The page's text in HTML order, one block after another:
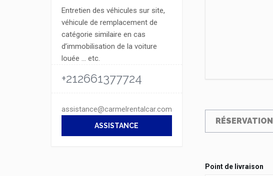
Entretien des véhicules sur site,
véhicule de remplacement de
catégorie similaire en cas
d’immobilisation de la voiture
louée … etc.
+212661377724
assistance@carmelrentalcar.com
ASSISTANCE RÉSERVATION
Point de livraison